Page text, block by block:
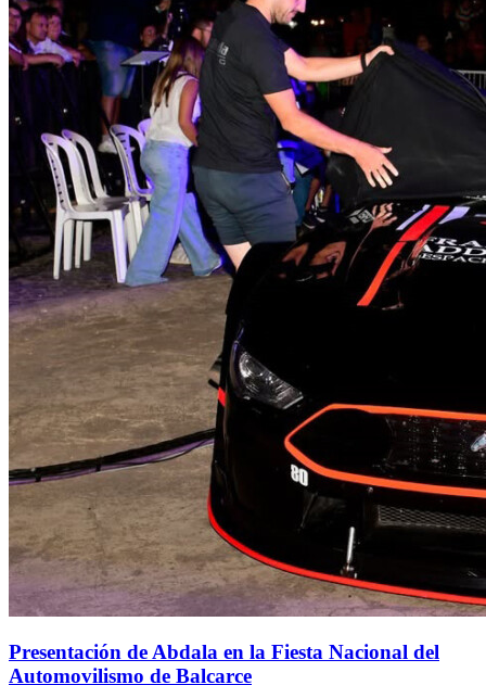
Presentación de Abdala en la Fiesta Nacional del
Automovilismo de Balcarce